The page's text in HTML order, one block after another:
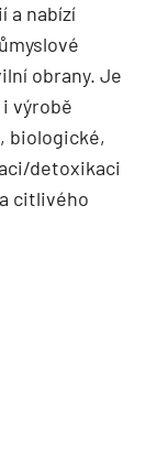
a nabízí
obrany. Je
výrobě
biologické,
detoxikaci
citlivého